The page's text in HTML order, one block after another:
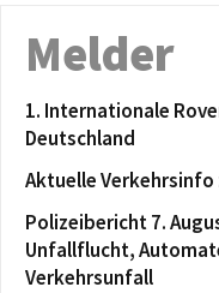
Melder
1. Internationale
Deutschland
Aktuelle Verkehrsinfo
Polizeibericht 7.
Unfallflucht,
Verkehrsunfall